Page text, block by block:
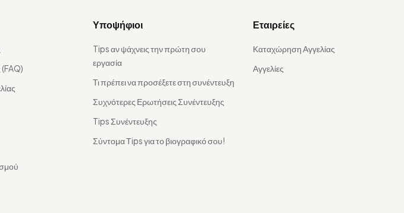
Υποψήφιοι
Tips αν ψάχνεις την πρώτη σου
εργασία
Τι πρέπει να προσέξετε στη συνέντευξη
Συχνότερες Ερωτήσεις Συνέντευξης
Tips Συνέντευξης
Σύντομα Τips για το βιογραφικό σου!
Εταιρείες
Καταχώρηση Αγγελίας
Αγγελίες